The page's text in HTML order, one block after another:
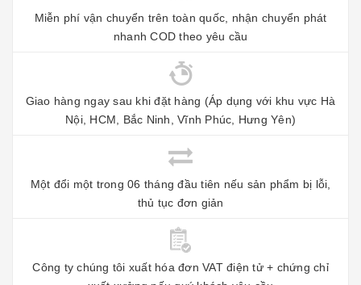
Miễn phí vận chuyển trên toàn quốc, nhận chuyển phát
nhanh COD theo yêu cầu
Giao hàng ngay sau khi đặt hàng (Áp dụng với khu vực Hà
Nội, HCM, Bắc Ninh, Vĩnh Phúc, Hưng Yên)
Một đổi một trong 06 tháng đầu tiên nếu sản phẩm bị lỗi,
thủ tục đơn giản
Công ty chúng tôi xuất hóa đơn VAT điện tử + chứng chỉ